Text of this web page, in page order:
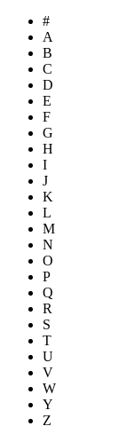
#
A
B
C
D
E
F
G
H
I
J
K
L
M
N
O
P
Q
R
S
T
U
V
W
Y
Z